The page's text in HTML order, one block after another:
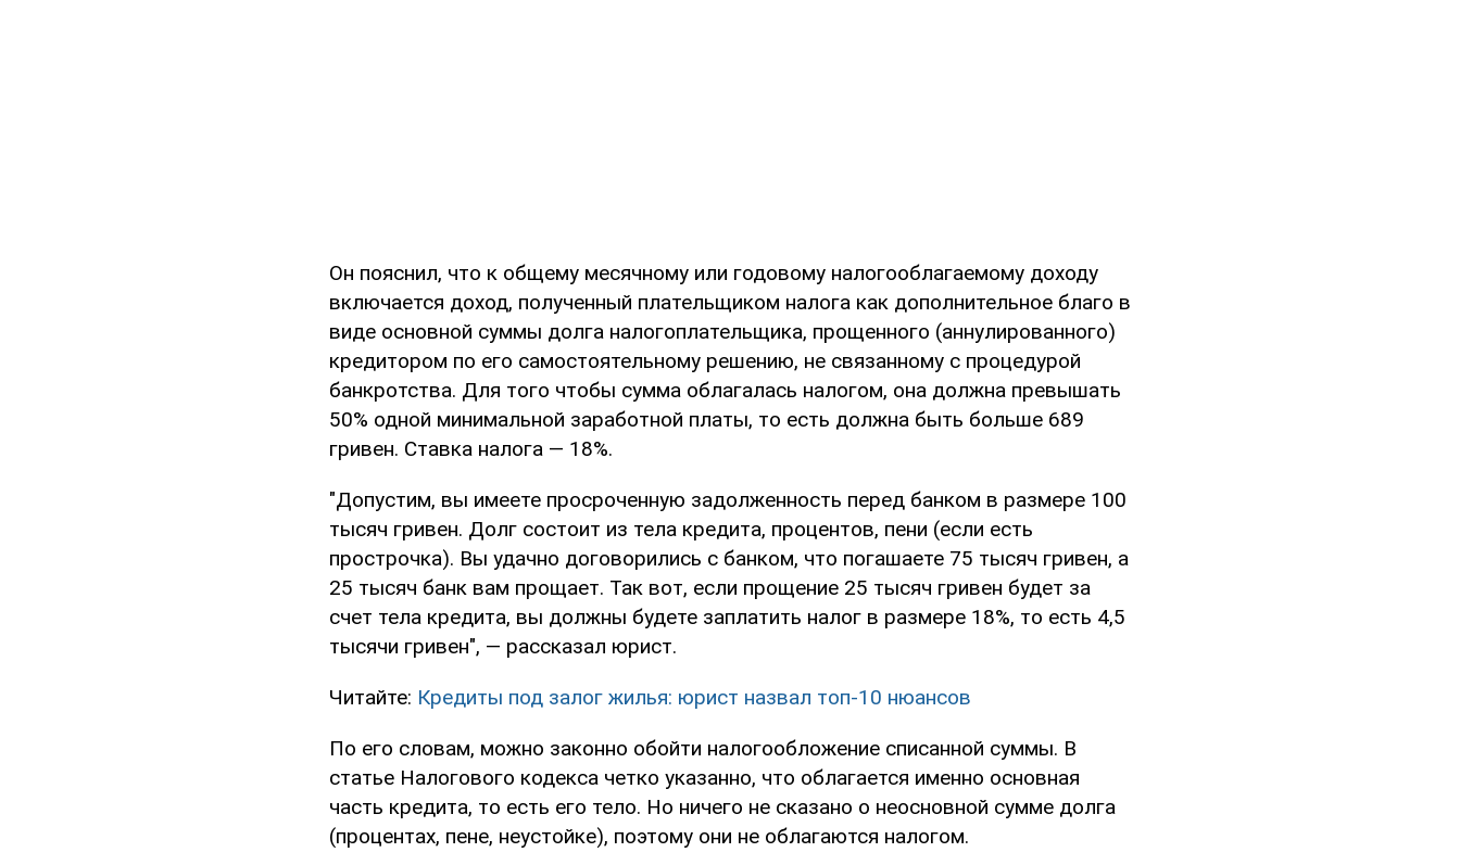
Он пояснил, что к общему месячному или годовому налогооблагаемому доходу
включается доход, полученный плательщиком налога как дополнительное благо в
виде основной суммы долга налогоплательщика, прощенного (аннулированного)
кредитором по его самостоятельному решению, не связанному с процедурой
банкротства. Для того чтобы сумма облагалась налогом, она должна превышать
50% одной минимальной заработной платы, то есть должна быть больше 689
гривен. Ставка налога — 18%.
"Допустим, вы имеете просроченную задолженность перед банком в размере 100
тысяч гривен. Долг состоит из тела кредита, процентов, пени (если есть
прострочка). Вы удачно договорились с банком, что погашаете 75 тысяч гривен, а
25 тысяч банк вам прощает. Так вот, если прощение 25 тысяч гривен будет за
счет тела кредита, вы должны будете заплатить налог в размере 18%, то есть 4,5
тысячи гривен", — рассказал юрист.
Читайте: Кредиты под залог жилья: юрист назвал топ-10 нюансов
По его словам, можно законно обойти налогообложение списанной суммы. В
статье Налогового кодекса четко указанно, что облагается именно основная
часть кредита, то есть его тело. Но ничего не сказано о неосновной сумме долга
(процентах, пене, неустойке), поэтому они не облагаются налогом.